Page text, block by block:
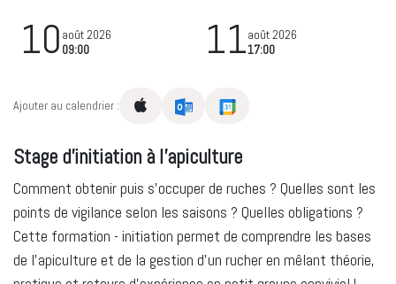
10 août 2026
09:00
11août 2026
17:00
Ajouter au calendrier :
Stage d'initiation à l'apiculture
Comment obtenir puis s'occuper de ruches ? Quelles sont les
points de vigilance selon les saisons ? Quelles obligations ?
Cette formation - initiation permet de comprendre les bases
de l'apiculture et de la gestion d'un rucher en mêlant théorie,